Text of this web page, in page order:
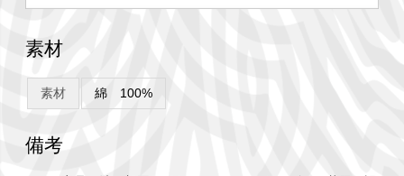
素材
素材 綿 100%
備考